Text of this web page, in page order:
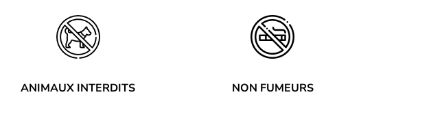
ANIMAUX INTERDITS NON FUMEURS